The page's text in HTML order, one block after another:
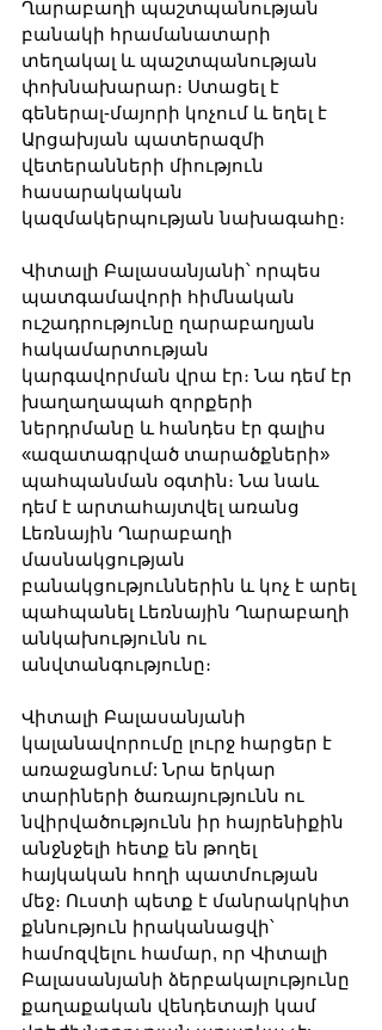
Ղարաբաղի պաշտպանության
բանակի հրամանատարի
տեղակալ և պաշտպանության
փոխնախարար։ Ստացել է
գեներալ-մայորի կոչում և եղել է
Արցախյան պատերազմի
վետերանների միություն
հասարակական
կազմակերպության նախագահը։
Վիտալի Բալասանյանի՝ որպես
պատգամավորի հիմնական
ուշադրությունը ղարաբաղյան
հակամարտության
կարգավորման վրա էր։ Նա դեմ էր
խաղաղապահ զորքերի
ներդրմանը և հանդես էր գալիս
«ազատագրված տարածքների»
պահպանման օգտին։ Նա նաև
դեմ է արտահայտվել առանց
Լեռնային Ղարաբաղի
մասնակցության
բանակցություններին և կոչ է արել
պահպանել Լեռնային Ղարաբաղի
անկախությունն ու
անվտանգությունը։
Վիտալի Բալասանյանի
կալանավորումը լուրջ հարցեր է
առաջացնում: Նրա երկար
տարիների ծառայությունն ու
նվիրվածությունն իր հայրենիքին
անջնջելի հետք են թողել
հայկական հողի պատմության
մեջ։ Ուստի պետք է մանրակրկիտ
քննություն իրականացվի՝
համոզվելու համար, որ Վիտալի
Բալասանյանի ձերբակալությունը
քաղաքական վենդետայի կամ